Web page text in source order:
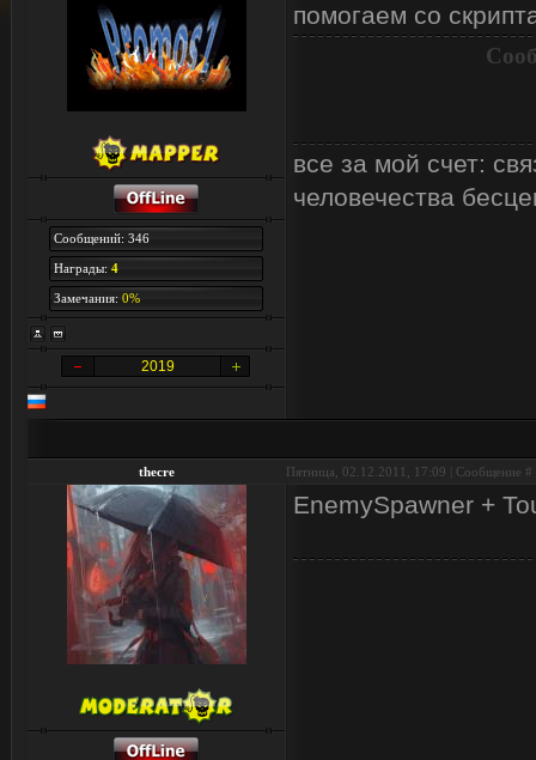
Сообщений: 346
Награды: 4
Замечания: 0%
2019
помогаем со
все за мой счет:
человечества
thecre Пятница, 02.12.2011, 17:09 | Сообщение #
EnemySpawner +